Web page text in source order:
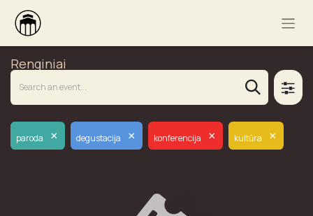
Renginiai
paroda × degustacija × konferencija × kultūra ×